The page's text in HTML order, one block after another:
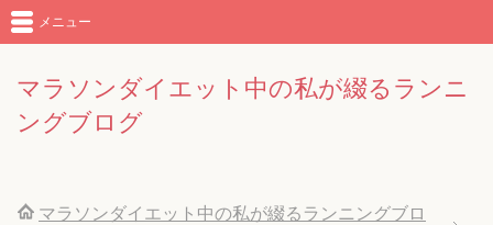
マラソンダイエット中の私が綴るランニ
ングブログ
メニュー
マラソンダイエット中の私が綴るランニングブロ